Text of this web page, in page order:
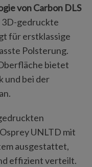
von Carbon DLS
3D-gedruckte
für erstklassige
Polsterung.
bietet
und bei der
UNLTD mit
ausgestattet,
effizient verteilt.